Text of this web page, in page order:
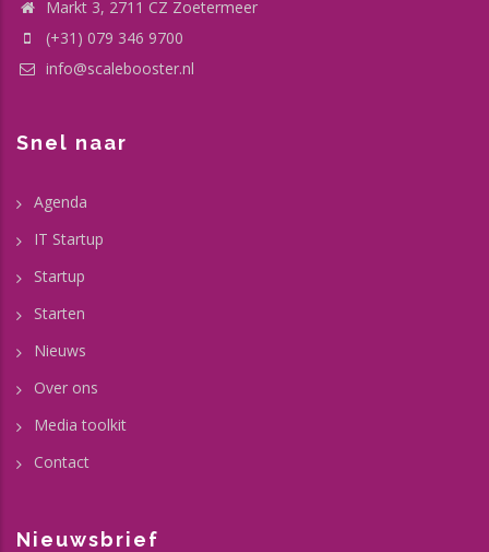
Markt 3, 2711 CZ Zoetermeer
(+31) 079 346 9700
info@scalebooster.nl
Snel naar
Agenda
IT Startup
Startup
Starten
Nieuws
Over ons
Media toolkit
Contact
Nieuwsbrief